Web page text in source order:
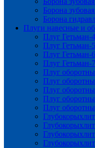
Борона
Борона
Плуги навесные и
Плуг Гетьман-4
Плуг Гетьман-5
Плуг Гетьман-6
Плуг Гетьман-7
Плуг
Плуг
Плуг
Плуг
Плуг